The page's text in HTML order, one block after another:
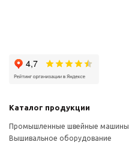
Каталог продукции
Промышленные швейные машины
Вышивальное оборудование